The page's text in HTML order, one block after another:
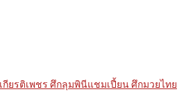
ยรติเพชร ศึกลุมพินีแชมเปี้ยน ศึกมวยไทย